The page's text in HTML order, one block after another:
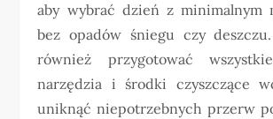
aby wybrać dzień z minimalnym
bez opadów śniegu czy
również przygotować
narzędzia i środki czyszczące
uniknąć niepotrzebnych przerw